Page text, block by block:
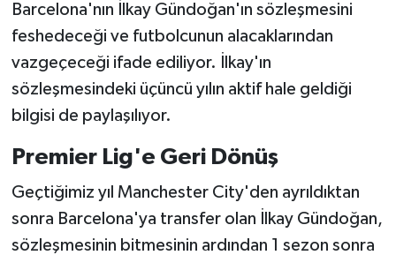
Barcelona'nın İlkay Gündoğan'ın sözleşmesini
feshedeceği ve futbolcunun alacaklarından
vazgeçeceği ifade ediliyor. İlkay'ın
sözleşmesindeki üçüncü yılın aktif hale geldiği
bilgisi de paylaşılıyor.
Premier Lig'e Geri Dönüş
Geçtiğimiz yıl Manchester City'den ayrıldıktan
sonra Barcelona'ya transfer olan İlkay Gündoğan,
sözleşmesinin bitmesinin ardından 1 sezon sonra